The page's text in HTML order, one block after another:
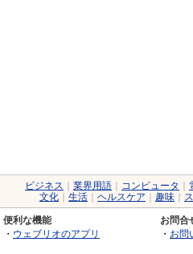
ビジネス 業界用語 コンピュータ
文化
生活 ヘルスケア 趣味
便利な機能
・ ウェブリオのアプリ
お問合
・ お問